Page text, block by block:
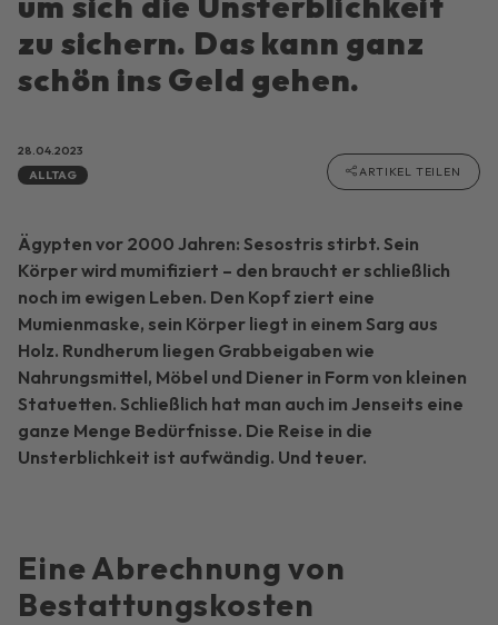
zu sichern. Das kann ganz
schön ins Geld gehen.
28.04.2023
ALLTAG
ARTIKEL TEILEN
Ägypten vor 2000 Jahren: Sesostris stirbt. Sein
Körper wird mumifiziert – den braucht er schließlich
noch im ewigen Leben. Den Kopf ziert eine
Mumienmaske, sein Körper liegt in einem Sarg aus
Holz. Rundherum liegen Grabbeigaben wie
Nahrungsmittel, Möbel und Diener in Form von kleinen
Statuetten. Schließlich hat man auch im Jenseits eine
ganze Menge Bedürfnisse. Die Reise in die
Unsterblichkeit ist aufwändig. Und teuer.
Eine Abrechnung von
Bestattungskosten